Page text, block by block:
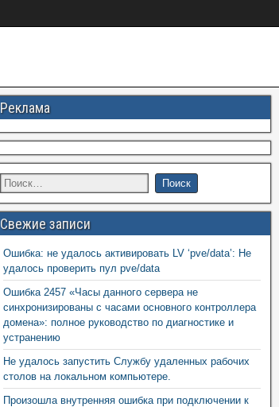
Реклама
Свежие записи
Ошибка: не удалось активировать LV ‘pve/data’: Не
удалось проверить пул pve/data
Ошибка 2457 «Часы данного сервера не
синхронизированы с часами основного контроллера
домена»: полное руководство по диагностике и
устранению
Не удалось запустить Службу удаленных рабочих
столов на локальном компьютере.
Произошла внутренняя ошибка при подключении к